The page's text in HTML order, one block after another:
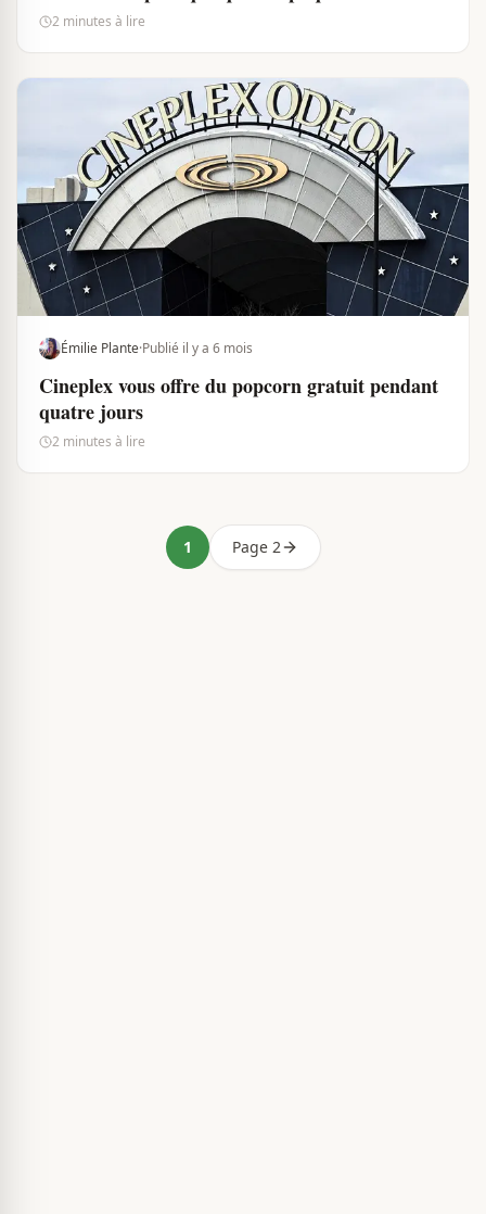
Québécois
2 minutes à lire
Émilie Plante·Publié il y a 6 mois
Cineplex vous offre du popcorn gratuit pendant
quatre jours
2 minutes à lire
1 Page 2